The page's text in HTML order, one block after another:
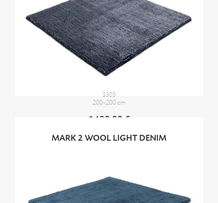
3305
200x200 cm
2400,00 €
MARK 2 WOOL LIGHT DENIM